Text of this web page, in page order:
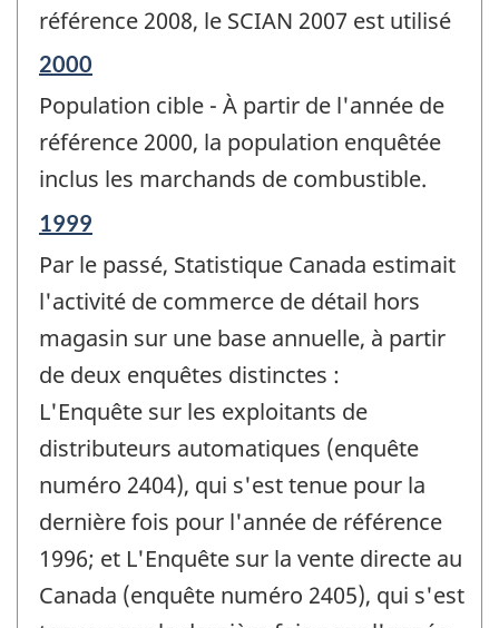
de
-
référence 2008, le SCIAN 2007 est utilisé
Période
référence
de
-
2000
Population cible - À partir de l'année de
référence 2000, la population enquêtée
inclus les marchands de combustible.
Période
référence
de
-
1999
Par le passé, Statistique Canada estimait
l'activité de commerce de détail hors
magasin sur une base annuelle, à partir
de deux enquêtes distinctes :
L'Enquête sur les exploitants de
distributeurs automatiques (enquête
numéro 2404), qui s'est tenue pour la
dernière fois pour l'année de référence
1996; et L'Enquête sur la vente directe au
Canada (enquête numéro 2405), qui s'est